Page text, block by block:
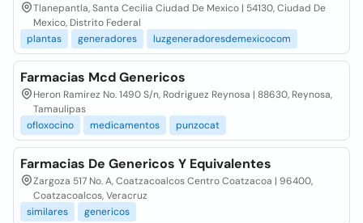
Tlanepantla, Santa Cecilia Ciudad De Mexico | 54130, Ciudad De
Mexico, Distrito Federal
plantas
generadores luzgeneradoresdemexicocom
Farmacias Mcd Genericos
Heron Ramirez No. 1490 S/n, Rodriguez Reynosa | 88630, Reynosa,
Tamaulipas
ofloxocino
medicamentos punzocat
Farmacias De Genericos Y Equivalentes
Zargoza 517 No. A, Coatzacoalcos Centro Coatzacoa | 96400,
Coatzacoalcos, Veracruz
similares
genericos